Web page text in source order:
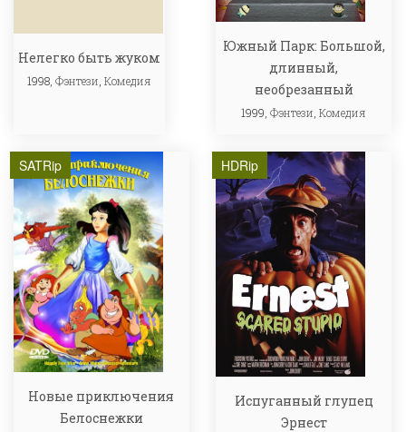
Нелегко быть жуком
1998, Фэнтези Комедия
Южный Парк: Большой,
длинный,
необрезанный
1999,Фэнтези ,Комедия
SATRip
Новые приключения
Белоснежки
HDRip
Испуганный глупец
Эрнест